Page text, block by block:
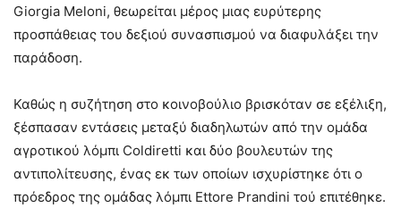
Giorgia Meloni, θεωρείται μέρος μιας ευρύτερης
προσπάθειας του δεξιού συνασπισμού να διαφυλάξει την
παράδοση.
Καθώς η συζήτηση στο κοινοβούλιο βρισκόταν σε εξέλιξη,
ξέσπασαν εντάσεις μεταξύ διαδηλωτών από την ομάδα
αγροτικού λόμπι Coldiretti και δύο βουλευτών της
αντιπολίτευσης, ένας εκ των οποίων ισχυρίστηκε ότι ο
πρόεδρος της ομάδας λόμπι Ettore Prandini τού επιτέθηκε.